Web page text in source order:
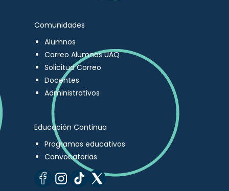
Comunidades
Alumnos
Correo Alumnos UAQ
Solicitud Correo
Docentes
Administrativos
Educación Continua
Programas educativos
Convocatorias